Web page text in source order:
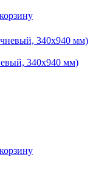
340х940 мм)